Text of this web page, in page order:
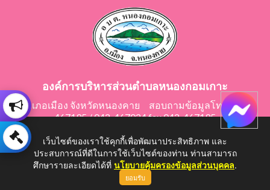
องค์การบริหารส่วนตำบลหนองกอมเกาะ
อำเภอเมือง จังหวัดหนองคาย สอบถามข้อมูลโทร 042-
467195 / 042-467024 fax 042-467195
E-Mail: saraban@nongkomkor.go.th
เว็บไซต์ของเราใช้คุกกี้เพื่อพัฒนาประสิทธิภาพ และ
ประสบการณ์ที่ดีในการใช้เว็บไซต์ของท่าน ท่านสามารถ
ศึกษารายละเอียดได้ที่ นโยบายคุ้มครองข้อมูลส่วนบุคคล.
ยอมรับ